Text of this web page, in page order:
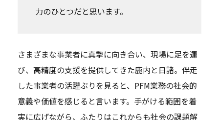
力のひとつだと思います。
さまざまな事業者に真摯に向き合い、現場に足を運
び、高精度の支援を提供してきた鹿内と日諸。伴走
した事業者の活躍ぶりを見ると、PFM業務の社会的
意義や価値を感じると言います。手がける範囲を着
実に広げながら、ふたりはこれからも社会の課題解